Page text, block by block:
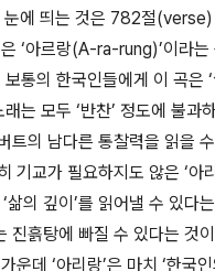
눈에 띄는 것은 782절(verse)
‘아르랑(A-ra-rung)’이라는
통의 한국인들에게 이 곡은
는 모두 ‘반찬’ 정도에 불과
트의 남다른 통찰력을 읽을
기교가 필요하지도 않은 ‘아
삶의 깊이’를 읽어낼 수 있다
진흙탕에 빠질 수 있다는 것
운데 ‘아리랑’은 마치 ‘한국